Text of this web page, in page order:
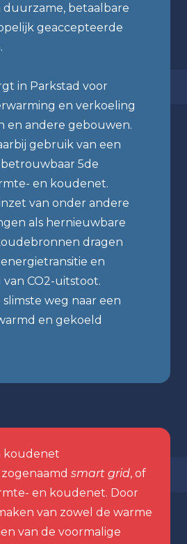
duurzame, betaalbare
geaccepteerde
in Parkstad voor
en verkoeling
en andere gebouwen.
gebruik van een
5de
en koudenet.
van onder andere
als hernieuwbare
dragen
en
CO2-uitstoot.
weg naar een
en gekoeld
koudenet
smart grid, of
en koudenet. Door
van zowel de warme
van de voormalige